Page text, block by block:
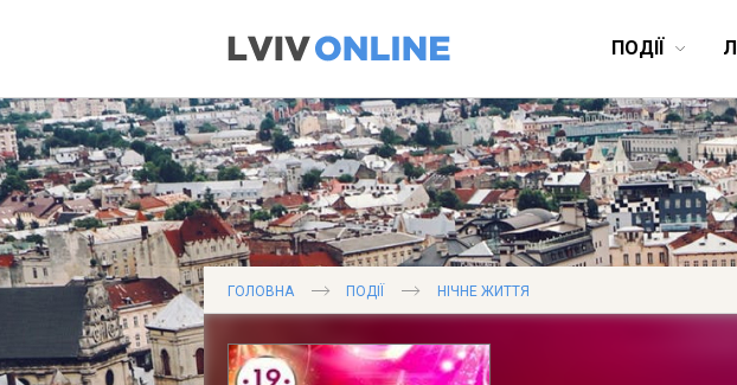
ПОДІЇ
ГОЛОВНА ПОДІЇ НІЧНЕ ЖИТТЯ